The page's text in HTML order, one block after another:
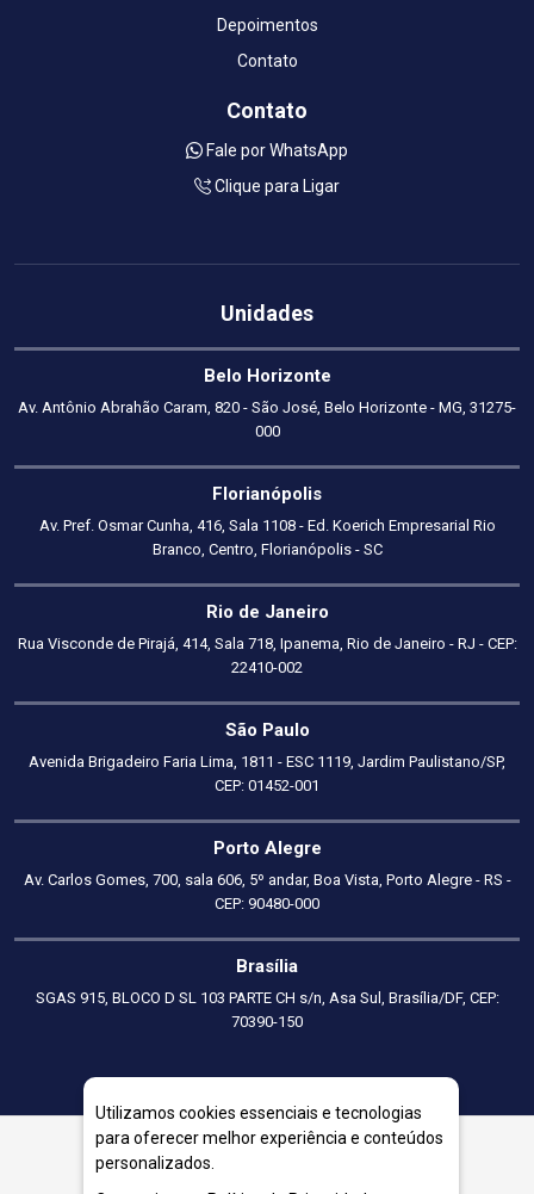
Depoimentos
Contato
Contato
Fale por WhatsApp
Clique para Ligar
Unidades
Belo Horizonte
Av. Antônio Abrahão Caram, 820 - São José, Belo Horizonte - MG, 31275-
000
Florianópolis
Av. Pref. Osmar Cunha, 416, Sala 1108 - Ed. Koerich Empresarial Rio
Branco, Centro, Florianópolis - SC
Rio de Janeiro
Rua Visconde de Pirajá, 414, Sala 718, Ipanema, Rio de Janeiro - RJ - CEP:
22410-002
São Paulo
Avenida Brigadeiro Faria Lima, 1811 - ESC 1119, Jardim Paulistano/SP,
CEP: 01452-001
Porto Alegre
Av. Carlos Gomes, 700, sala 606, 5º andar, Boa Vista, Porto Alegre - RS -
CEP: 90480-000
Brasília
SGAS 915, BLOCO D SL 103 PARTE CH s/n, Asa Sul, Brasília/DF, CEP:
70390-150
Utilizamos cookies essenciais e tecnologias
para oferecer melhor experiência e conteúdos
personalizados.